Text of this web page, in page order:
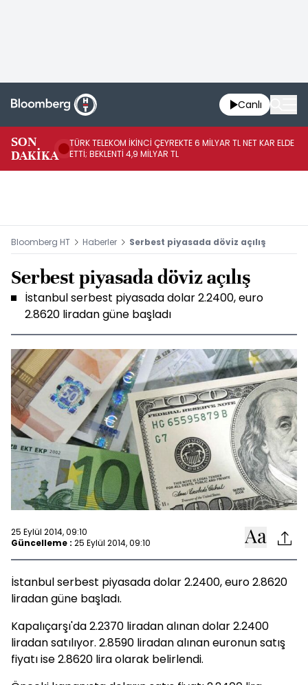
Canlı
SON
DAKİKA
TÜRK TELEKOM İKİNCİ ÇEYREKTE 6 MİLYAR TL NET KAR ELDE
ETTİ; BEKLENTİ 4,9 MİLYAR TL
Bloomberg HT Haberler Serbest piyasada döviz açılış
Serbest piyasada döviz açılış
İstanbul serbest piyasada dolar 2.2400, euro
2.8620 liradan güne başladı
25 Eylül 2014, 09:10
Güncelleme : 25 Eylül 2014, 09:10
İstanbul serbest piyasada dolar 2.2400, euro 2.8620
liradan güne başladı.
Kapalıçarşı'da 2.2370 liradan alınan dolar 2.2400
liradan satılıyor. 2.8590 liradan alınan euronun satış
fiyatı ise 2.8620 lira olarak belirlendi.